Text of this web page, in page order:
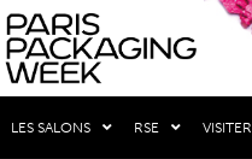
LES SALONS RSE VISITER